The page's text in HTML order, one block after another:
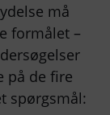
må
formålet –
på de fire
spørgsmål: